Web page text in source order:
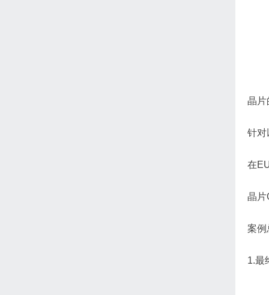
晶片
针对
在
晶片
案例
1.最